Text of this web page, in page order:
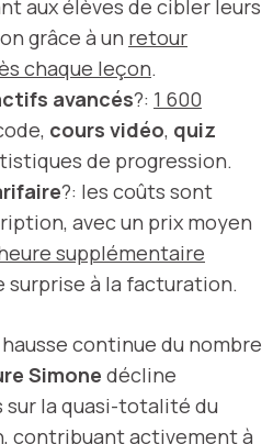
aux élèves de cibler leurs
grâce à un retour
chaque leçon.
avancés?: 1 600
cours vidéo, quiz
de progression.
?: les coûts sont
avec un prix moyen
supplémentaire
surprise à la facturation.
continue du nombre
Simone décline
sur la quasi-totalité du
activement à